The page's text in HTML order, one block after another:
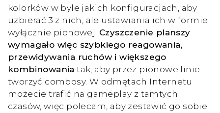
kolorków w byle jakich konfiguracjach, aby
uzbierać 3 z nich, ale ustawiania ich w formie
wyłącznie pionowej. Czyszczenie planszy
wymagało więc szybkiego reagowania,
przewidywania ruchów i większego
kombinowania tak, aby przez pionowe linie
tworzyć combosy. W odmętach Internetu
możecie trafić na gameplay z tamtych
czasów, więc polecam, aby zestawić go sobie